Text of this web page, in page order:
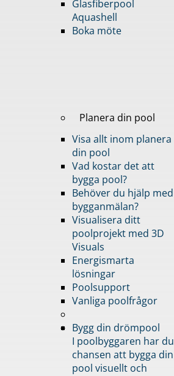
Glasfiberpool
Aquashell
Boka möte
Planera din pool
Visa allt inom planera
din pool
Vad kostar det att
bygga pool?
Behöver du hjälp med
bygganmälan?
Visualisera ditt
poolprojekt med 3D
Visuals
Energismarta
lösningar
Poolsupport
Vanliga poolfrågor
Bygg din drömpool
I poolbyggaren har du
chansen att bygga din
pool visuellt och